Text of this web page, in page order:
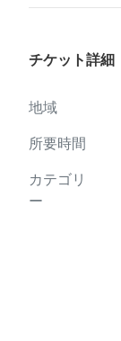
チケット詳細
地域
所要時間
カテゴリ
ー